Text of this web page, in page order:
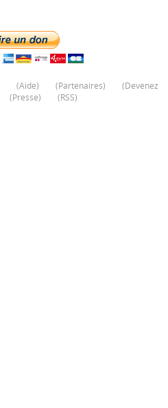
(Aide) (Partenaires) (Devenez
(Presse) (RSS)